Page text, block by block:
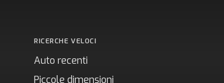
RICERCHE VELOCI
Auto recenti
Piccole dimensioni